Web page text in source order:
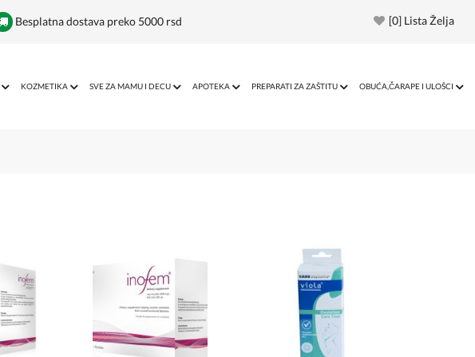
Besplatna dostava preko 5000 rsd [0] Lista Želja
KOZMETIKA SVE ZA MAMU I DECU APOTEKA PREPARATI ZA ZAŠTITU OBUĆA,ČARAPE I ULOŠCI